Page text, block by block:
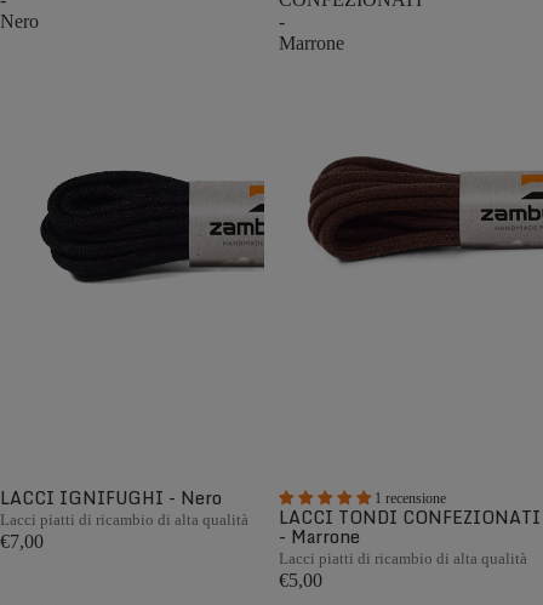
Nero
LACCI IGNIFUGHI - Nero
Lacci piatti di ricambio di alta qualità
€7,00
-
Marrone
1 recensione
LACCI TONDI CONFEZIONATI
- Marrone
Lacci piatti di ricambio di alta qualità
€5,00